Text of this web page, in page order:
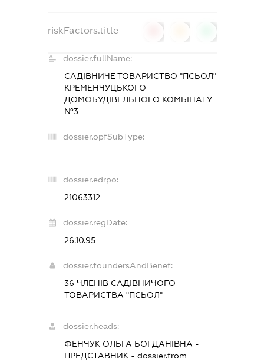
riskFactors.title
dossier.fullName:
САДІВНИЧЕ ТОВАРИСТВО "ПСЬОЛ"
КРЕМЕНЧУЦЬКОГО
ДОМОБУДІВЕЛЬНОГО КОМБІНАТУ
№3
dossier.opfSubType:
-
dossier.edrpo:
21063312
dossier.regDate:
26.10.95
dossier.foundersAndBenef:
36 ЧЛЕНІВ САДІВНИЧОГО
ТОВАРИСТВА "ПСЬОЛ"
dossier.heads:
ФЕНЧУК ОЛЬГА БОГДАНІВНА -
ПРЕДСТАВНИК- dossier.from